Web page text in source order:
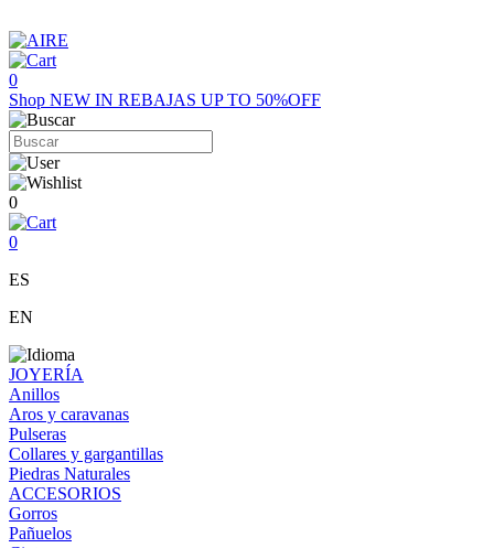
0
Shop NEW IN REBAJAS UP TO 50%OFF
0
0
ES
EN
JOYERÍA
Anillos
Aros y caravanas
Pulseras
Collares y gargantillas
Piedras Naturales
ACCESORIOS
Gorros
Pañuelos